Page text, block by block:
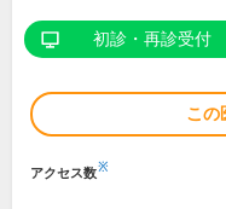
初診・再診受付
この
アクセス数※